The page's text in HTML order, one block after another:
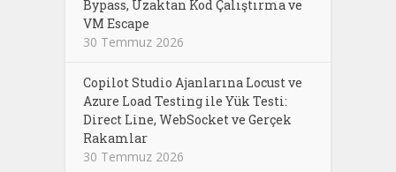
Bypass, Uzaktan Kod Çalıştırma ve
VM Escape
30 Temmuz 2026
Copilot Studio Ajanlarına Locust ve
Azure Load Testing ile Yük Testi:
Direct Line, WebSocket ve Gerçek
Rakamlar
30 Temmuz 2026